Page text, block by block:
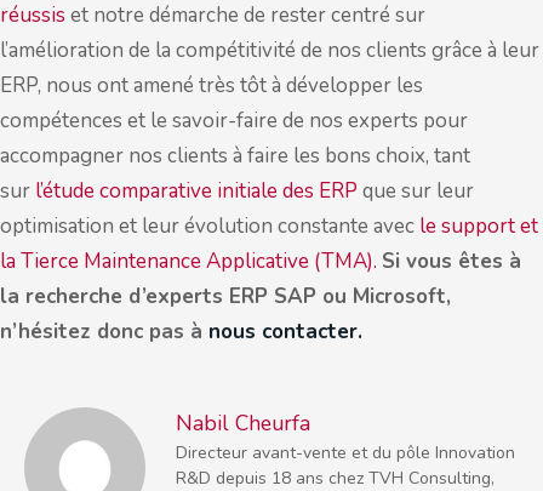
réussis et notre démarche de rester centré sur
l’amélioration de la compétitivité de nos clients grâce à leur
ERP, nous ont amené très tôt à développer les
compétences et le savoir-faire de nos experts pour
accompagner nos clients à faire les bons choix, tant
sur l’étude comparative initiale des ERP que sur leur
optimisation et leur évolution constante avec le support et
la Tierce Maintenance Applicative (TMA). Si vous êtes à
la recherche d’experts ERP SAP ou Microsoft,
n’hésitez donc pas à nous contacter.
Nabil Cheurfa
Directeur avant-vente et du pôle Innovation
R&D depuis 18 ans chez TVH Consulting,